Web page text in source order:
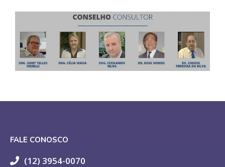
FALE CONOSCO
(12) 3954-0070